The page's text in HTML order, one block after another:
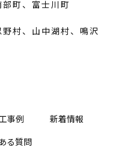
部町、富士川町
村、山中湖村、鳴沢
事例
新着情報
る質問